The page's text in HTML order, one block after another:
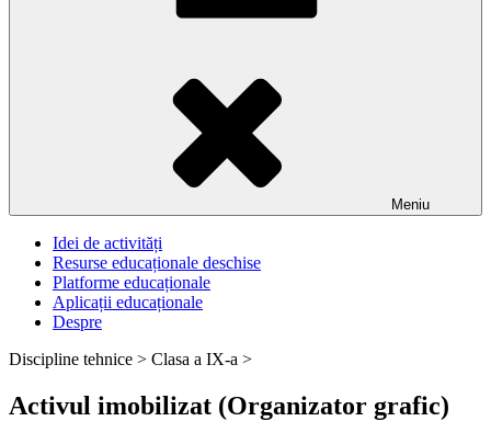
Meniu
Idei de activități
Resurse educaționale deschise
Platforme educaționale
Aplicații educaționale
Despre
Discipline tehnice > Clasa a IX-a >
Activul imobilizat (Organizator grafic)